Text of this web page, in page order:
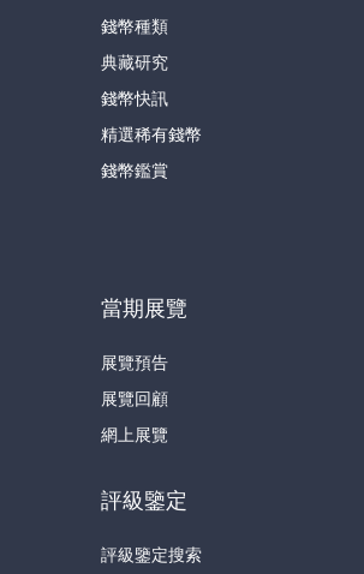
錢幣種類
典藏研究
錢幣快訊
精選稀有錢幣
錢幣鑑賞
當期展覽
展覽預告
展覽回顧
網上展覽
評級鑒定
評級鑒定搜索